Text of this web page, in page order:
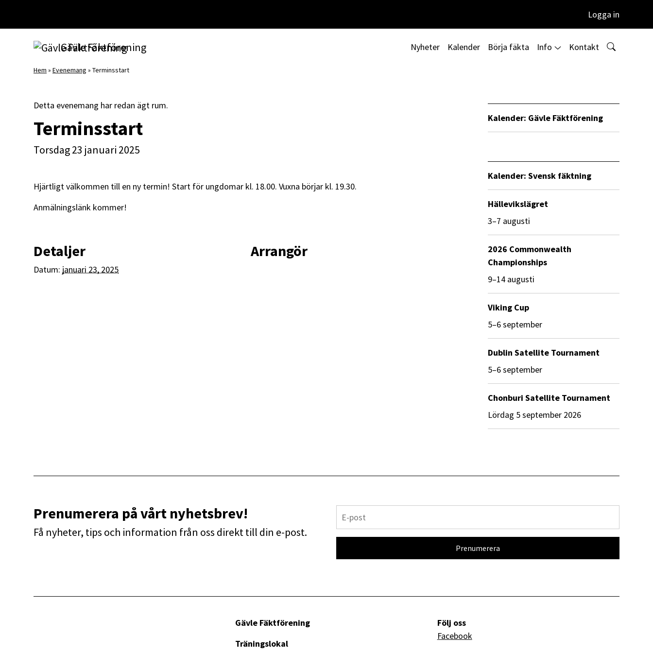
Huvudnavigering
Logga in
Gävle Fäktförening Nyheter Kalender Börja fäkta Info Kontakt
Hem » Evenemang » Terminsstart
Detta evenemang har redan ägt rum.
Terminsstart
torsdag 23 januari 2025
Hjärtligt välkommen till en ny termin! Start för ungdomar kl. 18.00. Vuxna börjar kl. 19.30.
Anmälningslänk kommer!
Detaljer
Datum: januari 23, 2025
Arrangör
Kalender: Gävle Fäktförening
Kalender: Svensk fäktning
Hällevikslägret
3–7 augusti
2026 Commonwealth
Championships
9–14 augusti
Viking Cup
5–6 september
Dublin Satellite Tournament
5–6 september
Chonburi Satellite Tournament
lördag 5 september 2026
Prenumerera på vårt nyhetsbrev!
Få nyheter, tips och information från oss direkt till din e-post.
Gävle Fäktförening
Träningslokal
Följ oss
Facebook